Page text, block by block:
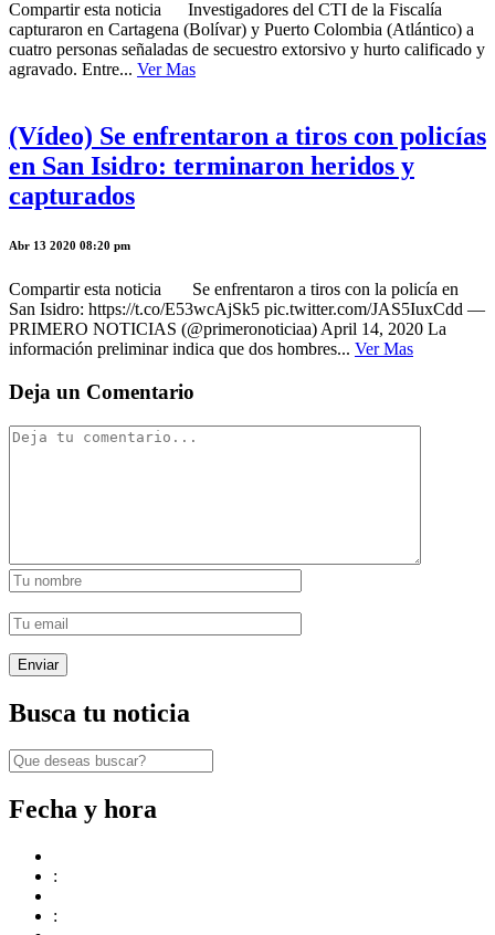
Compartir esta noticia Investigadores del CTI de la Fiscalía
capturaron en Cartagena (Bolívar) y Puerto Colombia (Atlántico) a
cuatro personas señaladas de secuestro extorsivo y hurto calificado y
agravado. Entre... Ver Mas
(Vídeo) Se enfrentaron a tiros con policías
en San Isidro: terminaron heridos y
capturados
Abr 13 2020 08:20 pm
Compartir esta noticia Se enfrentaron a tiros con la policía en
San Isidro: https://t.co/E53wcAjSk5 pic.twitter.com/JAS5IuxCdd —
PRIMERO NOTICIAS (@primeronoticiaa) April 14, 2020 La
información preliminar indica que dos hombres... Ver Mas
Deja un Comentario
Busca tu noticia
Fecha y hora
:
: